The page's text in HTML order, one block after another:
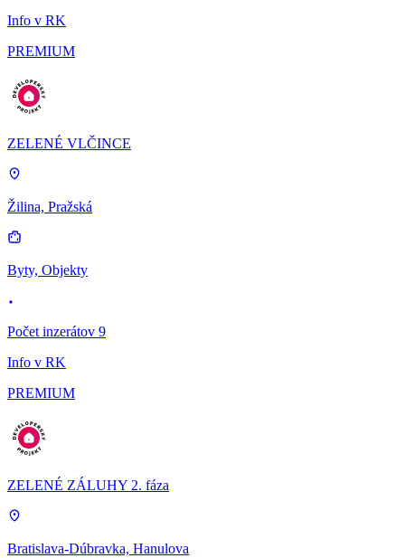
Info v RK
PREMIUM
ZELENÉ VLČINCE
Žilina, Pražská
Byty, Objekty
Počet inzerátov 9
Info v RK
PREMIUM
ZELENÉ ZÁLUHY 2. fáza
Bratislava-Dúbravka, Hanulova